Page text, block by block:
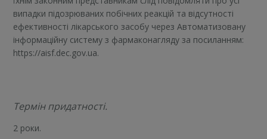
випадки підозрюваних побічних реакцій та відсутності
ефективності лікарського засобу через Автоматизовану
інформаційну систему з фармаконагляду за посиланням:
https://aisf.dec.gov.ua.
Термін придатності.
2 роки.